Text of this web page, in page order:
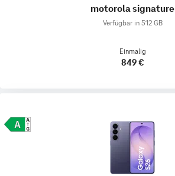
motorola signature
Verfügbar in 512 GB
Einmalig
849 €